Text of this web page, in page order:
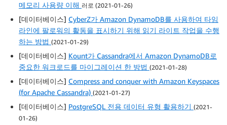
메모리 사용량 이해 러로 (2021-01-26)
[데이터베이스] CyberZ가 Amazon DynamoDB를 사용하여 타임
라인에 팔로워의 활동을 표시하기 위해 읽기 라이트 작업을 수행
하는 방법 (2021-01-29)
[데이터베이스] Kount가 Cassandra에서 Amazon DynamoDB로
중요한 워크로드를 마이그레이션 한 방법 (2021-01-28)
[데이터베이스] Compress and conquer with Amazon Keyspaces
(for Apache Cassandra) (2021-01-27)
[데이터베이스] PostgreSQL 전용 데이터 유형 활용하기 (2021-
01-26)